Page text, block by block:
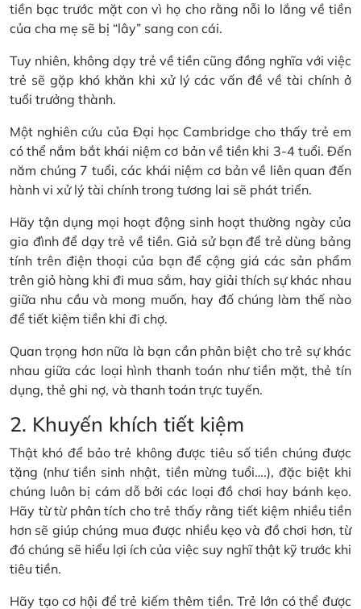
tiền bạc trước mặt con vì họ cho rằng nỗi lo lắng về tiền
của cha mẹ sẽ bị “lây” sang con cái.
Tuy nhiên, không dạy trẻ về tiền cũng đồng nghĩa với việc
trẻ sẽ gặp khó khăn khi xử lý các vấn đề về tài chính ở
tuổi trưởng thành.
Một nghiên cứu của Đại học Cambridge cho thấy trẻ em
có thể nắm bắt khái niệm cơ bản về tiền khi 3-4 tuổi. Đến
năm chúng 7 tuổi, các khái niệm cơ bản về liên quan đến
hành vi xử lý tài chính trong tương lai sẽ phát triển.
Hãy tận dụng mọi hoạt động sinh hoạt thường ngày của
gia đình để dạy trẻ về tiền. Giả sử bạn để trẻ dùng bảng
tính trên điện thoại của bạn để cộng giá các sản phẩm
trên giỏ hàng khi đi mua sắm, hay giải thích sự khác nhau
giữa nhu cầu và mong muốn, hay đố chúng làm thế nào
để tiết kiệm tiền khi đi chợ.
Quan trọng hơn nữa là bạn cần phân biệt cho trẻ sự khác
nhau giữa các loại hình thanh toán như tiền mặt, thẻ tín
dụng, thẻ ghi nợ, và thanh toán trực tuyến.
2. Khuyến khích tiết kiệm
Thật khó để bảo trẻ không được tiêu số tiền chúng được
tặng (như tiền sinh nhật, tiền mừng tuổi….), đặc biệt khi
chúng luôn bị cám dỗ bởi các loại đồ chơi hay bánh kẹo.
Hãy từ từ phân tích cho trẻ thấy rằng tiết kiệm nhiều tiền
hơn sẽ giúp chúng mua được nhiều kẹo và đồ chơi hơn, từ
đó chúng sẽ hiểu lợi ích của việc suy nghĩ thật kỹ trước khi
tiêu tiền.
Hãy tạo cơ hội để trẻ kiếm thêm tiền. Trẻ lớn có thể được